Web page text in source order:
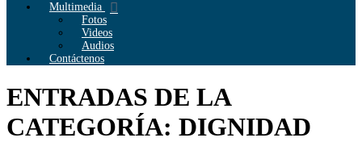
Multimedia
Fotos
Videos
Audios
Contáctenos
ENTRADAS DE LA
CATEGORÍA: DIGNIDAD